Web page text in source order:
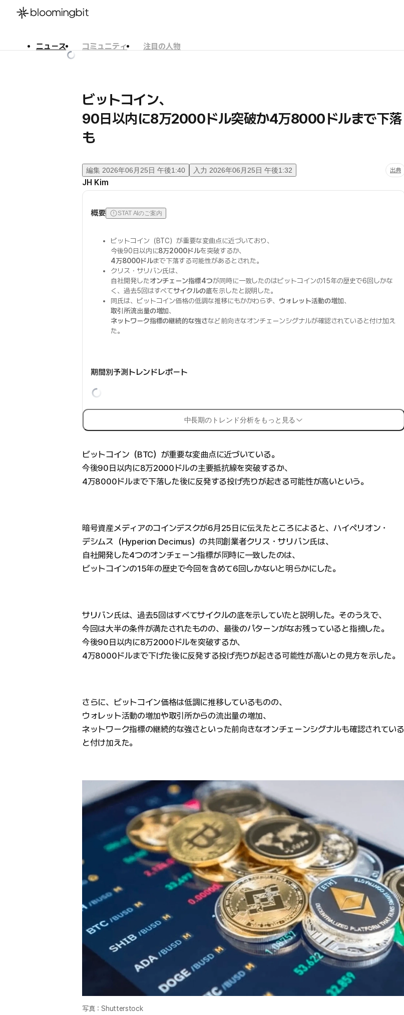
ニュース コミュニティ
注目の人物
ビットコイン、
90日以内に8万2000ドル突破か4万8000ドルまで下落
も
編集 2026年06月25日 午後1:40 入力 2026年06月25日 午後1:32 出典
JH Kim
概要 STAT AIのご案内
ビットコイン（BTC）が重要な変曲点に近づいており、
今後90日以内に8万2000ドルを突破するか、
4万8000ドルまで下落する可能性があるとされた。
クリス・サリバン氏は、
自社開発したオンチェーン指標4つが同時に一致したのはビットコインの15年の歴史で6回しかな
く、過去5回はすべてサイクルの底を示したと説明した。
同氏は、ビットコイン価格の低調な推移にもかかわらず、 ウォレット活動の増加、
取引所流出量の増加、
ネットワーク指標の継続的な強さなど前向きなオンチェーンシグナルが確認されていると付け加え
た。
期間別予測トレンドレポート
中長期のトレンド分析をもっと見る
ビットコイン（BTC）が重要な変曲点に近づいている。
今後90日以内に8万2000ドルの主要抵抗線を突破するか、
4万8000ドルまで下落した後に反発する投げ売りが起きる可能性が高いという。
暗号資産メディアのコインデスクが6月25日に伝えたところによると、ハイペリオン・
デシムス（Hyperion Decimus）の共同創業者クリス・サリバン氏は、
自社開発した4つのオンチェーン指標が同時に一致したのは、
ビットコインの15年の歴史で今回を含めて6回しかないと明らかにした。
サリバン氏は、過去5回はすべてサイクルの底を示していたと説明した。そのうえで、
今回は大半の条件が満たされたものの、最後のパターンがなお残っていると指摘した。
今後90日以内に8万2000ドルを突破するか、
4万8000ドルまで下げた後に反発する投げ売りが起きる可能性が高いとの見方を示した。
さらに、ビットコイン価格は低調に推移しているものの、
ウォレット活動の増加や取引所からの流出量の増加、
ネットワーク指標の継続的な強さといった前向きなオンチェーンシグナルも確認されている
と付け加えた。
写真：Shutterstock